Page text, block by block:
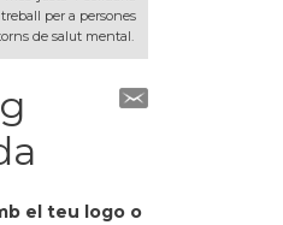
per a persones
de salut mental.
el teu logo o